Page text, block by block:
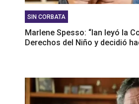
SIN CORBATA
Marlene Spesso: “Ian leyó la
Derechos del Niño y decidió